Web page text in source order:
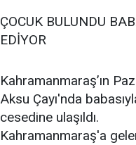
ÇOCUK BULUNDU
EDİYOR
Kahramanmaraş’ın
Aksu Çayı'nda
cesedine ulaşıldı.
Kahramanmaraş'a